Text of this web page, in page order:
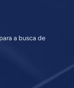
a busca de